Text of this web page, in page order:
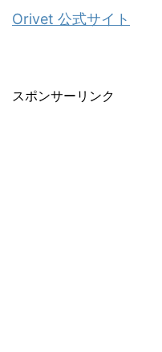
Orivet 公式サイト
スポンサーリンク